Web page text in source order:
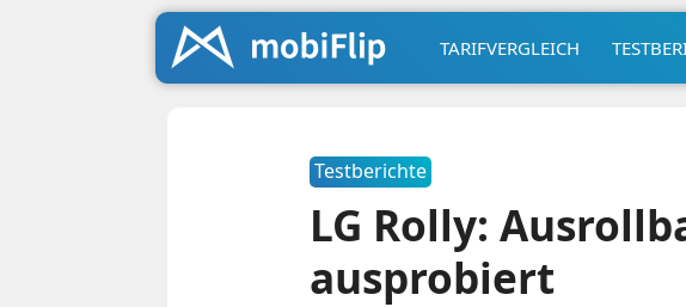
TARIFVERGLEICH
Testberichte
LG Rolly:
ausprobiert